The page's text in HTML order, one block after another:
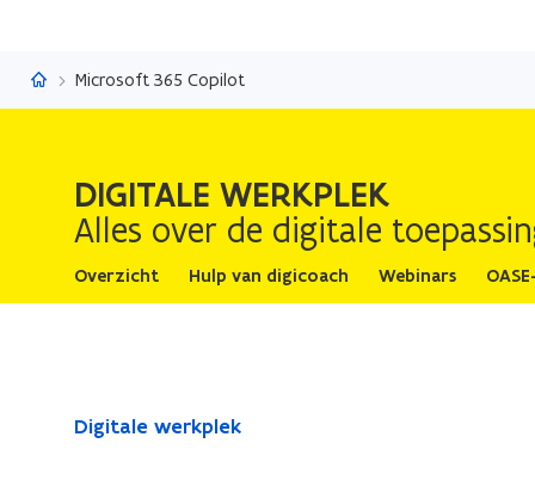
Digitale werkplek
Microsoft 365 Copilot
DIGITALE WERKPLEK
Alles over de digitale
Overzicht Hulp van digicoach Webinars
GedaanDigitale werkplek